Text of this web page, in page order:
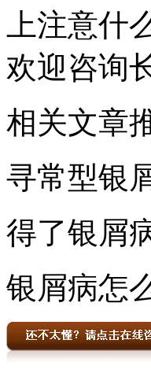
上注意
欢迎咨询
相关文章
寻常型银
得了银屑
银屑病怎